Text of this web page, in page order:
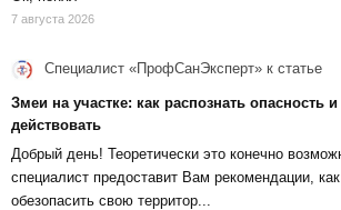
7 августа 2026
Специалист «ПрофСанЭксперт» к статье
Змеи на участке: как распознать опасность
действовать
Добрый день! Теоретически это конечно
специалист предоставит Вам рекомендации,
обезопасить свою территор...